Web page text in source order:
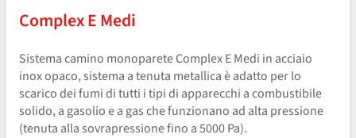
Complex E Medi
Sistema camino monoparete Complex E Medi in acciaio
inox opaco, sistema a tenuta metallica è adatto per lo
scarico dei fumi di tutti i tipi di apparecchi a combustibile
solido, a gasolio e a gas che funzionano ad alta pressione
(tenuta alla sovrapressione fino a 5000 Pa).